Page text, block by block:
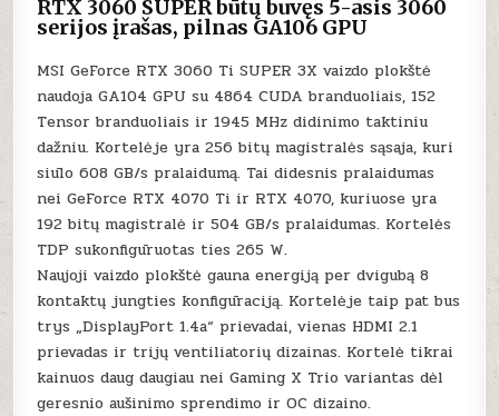
RTX 3060 SUPER būtų buvęs 5-asis 3060
serijos įrašas, pilnas GA106 GPU
MSI GeForce RTX 3060 Ti SUPER 3X vaizdo plokštė
naudoja GA104 GPU su 4864 CUDA branduoliais, 152
Tensor branduoliais ir 1945 MHz didinimo taktiniu
dažniu. Kortelėje yra 256 bitų magistralės sąsaja, kuri
siūlo 608 GB/s pralaidumą. Tai didesnis pralaidumas
nei GeForce RTX 4070 Ti ir RTX 4070, kuriuose yra
192 bitų magistralė ir 504 GB/s pralaidumas. Kortelės
TDP sukonfigūruotas ties 265 W.
Naujoji vaizdo plokštė gauna energiją per dvigubą 8
kontaktų jungties konfigūraciją. Kortelėje taip pat bus
trys „DisplayPort 1.4a“ prievadai, vienas HDMI 2.1
prievadas ir trijų ventiliatorių dizainas. Kortelė tikrai
kainuos daug daugiau nei Gaming X Trio variantas dėl
geresnio aušinimo sprendimo ir OC dizaino.